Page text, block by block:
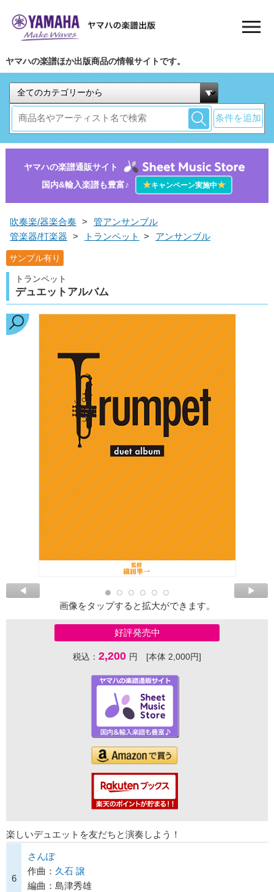
ヤマハの楽譜ほか出版商品の情報サイトです。
条件を追加
ヤマハの楽譜通販サイト
国内&輸入楽譜も豊富♪
★キャンペーン実施中★
吹奏楽/器楽合奏 >
管アンサンブル
管楽器/打楽器 > トランペット > アンサンブル
サンプル有り
トランペット
デュエットアルバム
画像をタップすると拡大ができます。
好評発売中
税込： 2,200 円 [本体 2,000円]
楽しいデュエットを友だちと演奏しよう！
6
さんぽ
作曲： 久石 譲
編曲：島津秀雄